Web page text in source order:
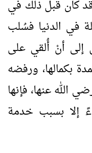
كان قبل ذلك في
في الدنيا فسُلب
أنْ أُلقي على
بكمالها، ورفضه
الله عنها، فإنها
إلا بسبب خدمة